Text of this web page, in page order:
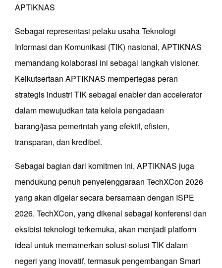
APTIKNAS
Sebagai representasi pelaku usaha Teknologi
Informasi dan Komunikasi (TIK) nasional, APTIKNAS
memandang kolaborasi ini sebagai langkah visioner.
Keikutsertaan APTIKNAS mempertegas peran
strategis industri TIK sebagai enabler dan accelerator
dalam mewujudkan tata kelola pengadaan
barang/jasa pemerintah yang efektif, efisien,
transparan, dan kredibel.
Sebagai bagian dari komitmen ini, APTIKNAS juga
mendukung penuh penyelenggaraan TechXCon 2026
yang akan digelar secara bersamaan dengan ISPE
2026. TechXCon, yang dikenal sebagai konferensi dan
eksibisi teknologi terkemuka, akan menjadi platform
ideal untuk memamerkan solusi-solusi TIK dalam
negeri yang inovatif, termasuk pengembangan Smart